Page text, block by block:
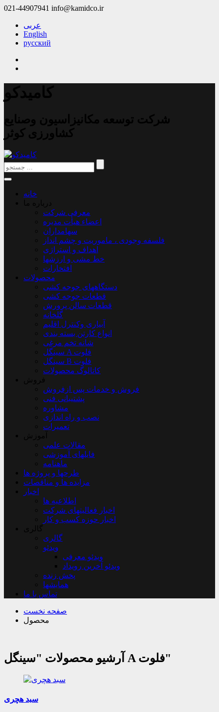
021-44907941 info@kamidco.ir
عربی
English
русский
خانه
معرفی شرکت
اعضاء هیأت مدیره
سهامداران
فلسفه وجودی ، ماموریت و چشم انداز
اهداف و استراژی
خط مشی و ارزشها
افتخارات
محصولات
دستگاههای جوجه کشی
قطعات جوجه کشی
قطعات سالن پرورش
گلخانه
آبیاری وکنترل اقلیم
انواع کارتن بسته بندی
شانه تخم مرغی
سینگل A فلوت
سینگل B فلوت
کاتالوگ محصولات
فروش و خدمات پس ازفروش
پشتیبانی فنی
مشاوره
نصب و راه اندازی
تعمیرات
مقالات علمی
فایلهای آموزشی
ماهنامه
طرحها و پروژه ها
مزایده ها و مناقصات
اخبار
اطلاعیه ها
اخبار فعالیتهای شرکت
اخبار حوزه کسب و کار
گالری
ویدئو
ویدئو معرفی
ویدئو آخرین رویداد
پخش زنده
همایشها
تماس با ما
صفحه نخست
محصول
آرشیو محصولات "سینگل A فلوت"
سبد هچری